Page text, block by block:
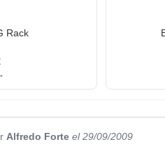
Rack
Alfredo Forte el 29/09/2009